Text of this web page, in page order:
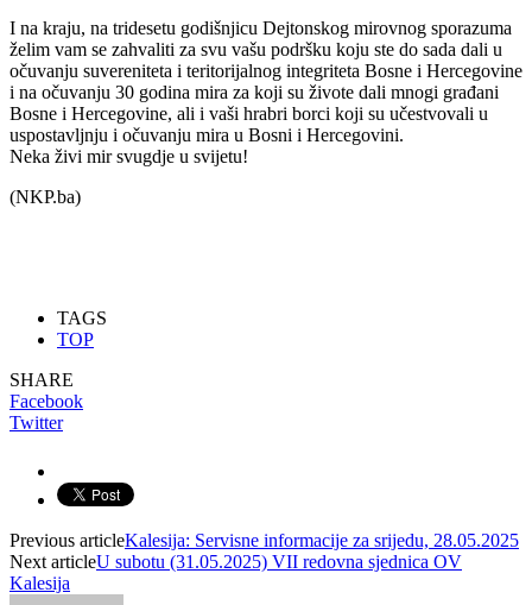
I na kraju, na tridesetu godišnjicu Dejtonskog mirovnog sporazuma
želim vam se zahvaliti za svu vašu podršku koju ste do sada dali u
očuvanju suvereniteta i teritorijalnog integriteta Bosne i Hercegovine
i na očuvanju 30 godina mira za koji su živote dali mnogi građani
Bosne i Hercegovine, ali i vaši hrabri borci koji su učestvovali u
uspostavljnju i očuvanju mira u Bosni i Hercegovini.
Neka živi mir svugdje u svijetu!
(NKP.ba)
TAGS
TOP
SHARE
Facebook
Twitter
Previous articleKalesija: Servisne informacije za srijedu, 28.05.2025
Next articleU subotu (31.05.2025) VII redovna sjednica OV
Kalesija